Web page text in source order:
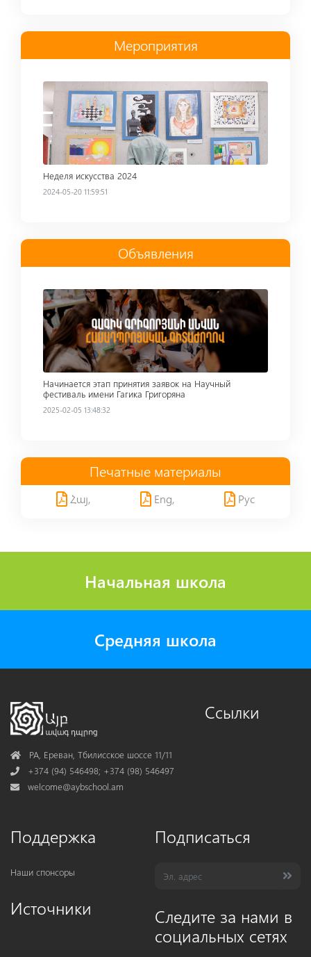
Мероприятия
Read more
Неделя искусства 2024
2024-05-20 11:59:51
Объявления
Read more
Начинается этап принятия заявок на Научный
фестиваль имени Гагика Григоряна
2025-02-05 13:48:32
Печатные материалы
Հայ, Eng, Рус
Начальная школа
Средняя школа
AddressРА, Ереван, Тбилисское шоссе 11/11
Phone+374 (94) 546498; +374 (98) 546497
Mail
welcome@aybschool.am
Ссылки
Поддержка
Наши спонсоры
Источники
Подписаться
Следите за нами в
социальных сетях